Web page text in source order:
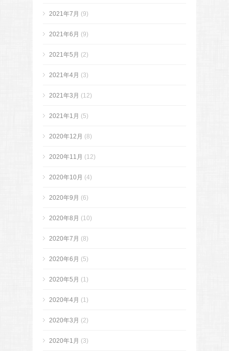
2021年7月 (9)
2021年6月 (9)
2021年5月 (2)
2021年4月 (3)
2021年3月 (12)
2021年1月 (5)
2020年12月 (8)
2020年11月 (12)
2020年10月 (4)
2020年9月 (6)
2020年8月 (10)
2020年7月 (8)
2020年6月 (5)
2020年5月 (1)
2020年4月 (1)
2020年3月 (2)
2020年1月 (3)